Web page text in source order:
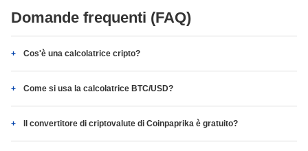
Domande frequenti (FAQ)
Cos'è una calcolatrice cripto?
Come si usa la calcolatrice BTC/USD?
Il convertitore di criptovalute di Coinpaprika è gratuito?